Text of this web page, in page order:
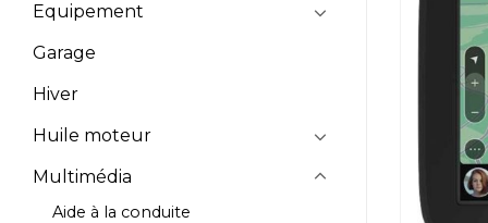
Equipement
Garage
Hiver
Huile moteur
Multimédia
Aide à la conduite